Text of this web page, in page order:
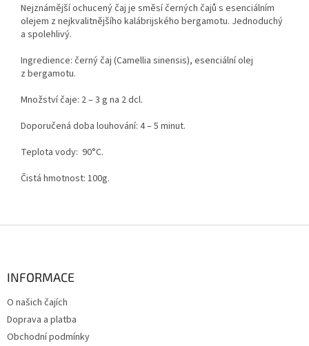
Nejznámější ochucený čaj je směsí černých čajů s esenciálním
olejem z nejkvalitnějšího kalábrijského bergamotu. Jednoduchý
a spolehlivý.
Ingredience: černý čaj (Camellia sinensis), esenciální olej
z bergamotu.
Množství čaje: 2 – 3 g na 2 dcl.
Doporučená doba louhování: 4 – 5 minut.
Teplota vody: 90°C.
Čistá hmotnost: 100g.
INFORMACE
O našich čajích
Doprava a platba
Obchodní podmínky